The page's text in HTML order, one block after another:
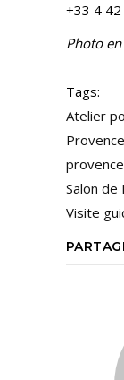
+33 4
Photo
Tags:
Atelier
Provence
provence
Salon de
Visite